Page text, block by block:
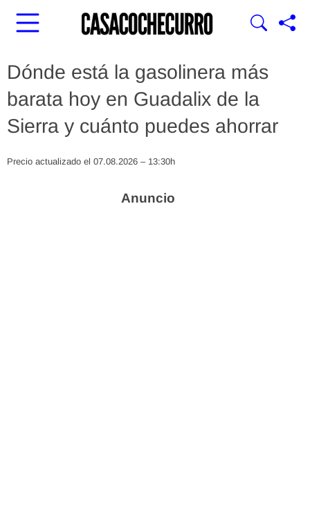
Dónde está la gasolinera más
barata hoy en Guadalix de la
Sierra y cuánto puedes ahorrar
Precio actualizado el 07.08.2026 – 13:30h